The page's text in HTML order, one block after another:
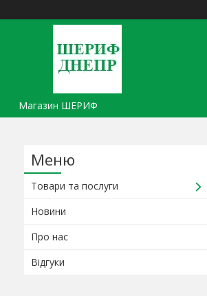
Магазин ШЕРИФ
Товари та послуги
Новини
Про нас
Відгуки